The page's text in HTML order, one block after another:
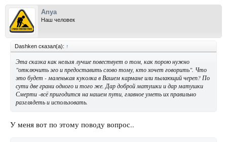
Anya
Наш человек
Dashken сказал(а): ↑
Эта сказка как нельзя лучше повествует о том, как порою нужно
"отключить эго и предоставить слово тому, кто хочет говорить". Что
это будет - маленькая куколка в Вашем кармане или пылающий череп? По
сути две грани одного и того же. Дар доброй матушки и дар матушки
Смерти -всё пригодится на нашем пути, главное уметь их правильно
разглядеть и использовать.
У меня вот по этому поводу вопрос..